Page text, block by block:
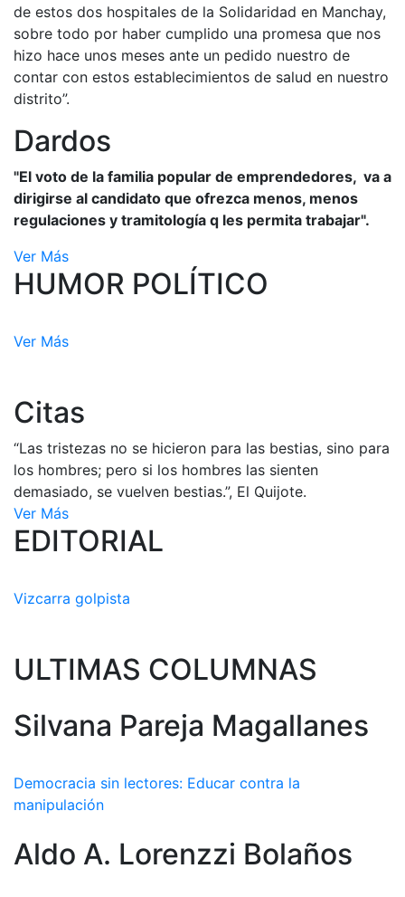
de estos dos hospitales de la Solidaridad en Manchay,
sobre todo por haber cumplido una promesa que nos
hizo hace unos meses ante un pedido nuestro de
contar con estos establecimientos de salud en nuestro
distrito”.
Dardos
"El voto de la familia popular de emprendedores, va a
dirigirse al candidato que ofrezca menos, menos
regulaciones y tramitología q les permita trabajar".
Ver Más
HUMOR POLÍTICO
Ver Más
Citas
“Las tristezas no se hicieron para las bestias, sino para
los hombres; pero si los hombres las sienten
demasiado, se vuelven bestias.”, El Quijote.
Ver Más
EDITORIAL
Vizcarra golpista
ULTIMAS COLUMNAS
Silvana Pareja Magallanes
Democracia sin lectores: Educar contra la
manipulación
Aldo A. Lorenzzi Bolaños